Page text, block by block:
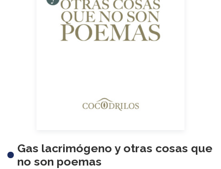
Gas lacrimógeno y otras cosas que
no son poemas